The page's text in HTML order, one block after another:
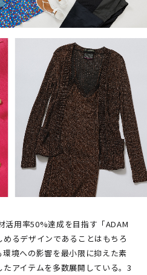
活用率50%達成を目指す「ADAM
るデザインであることはもちろ
境への影響を最小限に抑えた素
アイテムを多数展開している。3